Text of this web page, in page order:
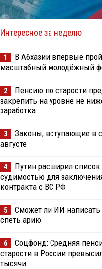
Интересное за неделю
1
В Абхазии впервые
масштабный молодёжный
2
Пенсию по старости
закрепить на уровне не
заработка
3
Законы, вступающие в
августе
4
Путин расширил список
судимостью для
контракта с ВС РФ
5
Сможет ли ИИ написать
спеть арию
6
Соцфонд: Средняя
старости в России
тысячи